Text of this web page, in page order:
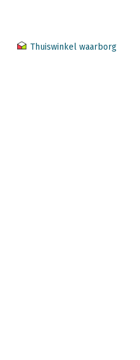
Thuiswinkel waarborg